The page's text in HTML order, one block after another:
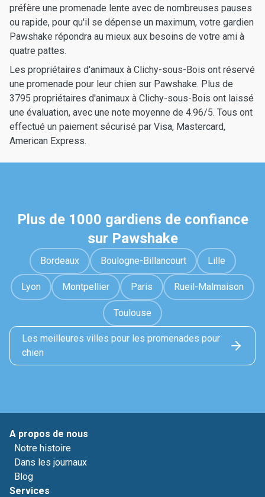
préfère une promenade lente avec de nombreuses pauses
ou rapide, pour qu'il se dépense un maximum, votre gardien
Pawshake répondra au mieux aux besoins de votre ami à
quatre pattes.
Les propriétaires d'animaux à Clichy-sous-Bois ont réservé
une promenade pour leur chien sur Pawshake. Plus de
3795 propriétaires d'animaux à Clichy-sous-Bois ont laissé
une évaluation, avec une note moyenne de 4.96/5. Tous ont
effectué un paiement sécurisé par Visa, Mastercard,
American Express.
Plus de 1000 gardiens de confiance
sur Pawshake
Bordeaux Boulogne-Billancourt Lille
Lyon Montpellier Paris Rueil-Malmaison
Toulouse
Les meilleures villes pour les promenades pour
chien
A propos de nous
Notre histoire
Dans les journaux
Blog
Services